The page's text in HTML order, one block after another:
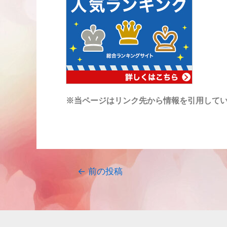
※当ページはリンク先から情報を引用して
←前の投稿